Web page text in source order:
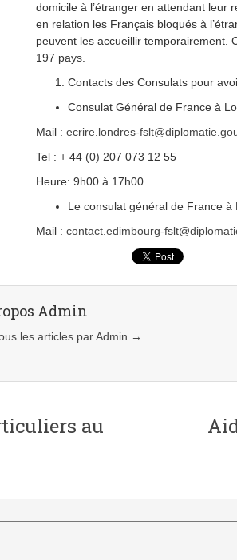
domicile à l’étranger en attendant leur
en relation les Français bloqués à
peuvent les accueillir temporairement.
197 pays.
Contacts des Consulats pour
Consulat Général de France à
Mail : ecrire.londres-
Tel : + 44 (0) 207 073 12 55
Heure: 9h00 à 17h00
Le consulat général de France à
Mail : contact.edimbourg-
Admin
les articles par Admin →
au